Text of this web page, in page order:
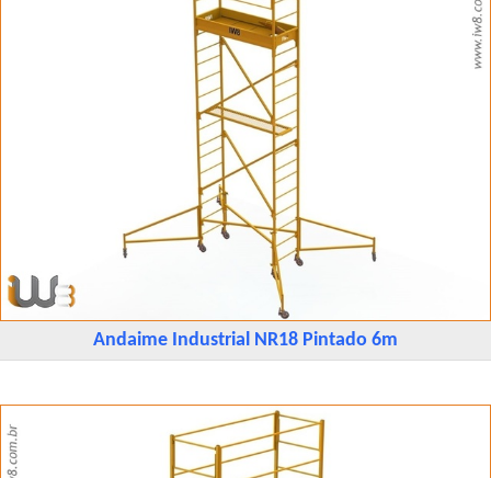
Andaime Industrial NR18 Pintado 6m